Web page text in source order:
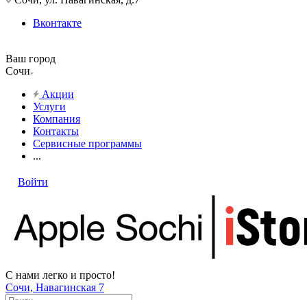
Вконтакте
Ваш город
Сочи
Акции
Услуги
Компания
Контакты
Сервисные программы
...
Войти
С нами легко и просто!
Сочи, Навагинская 7